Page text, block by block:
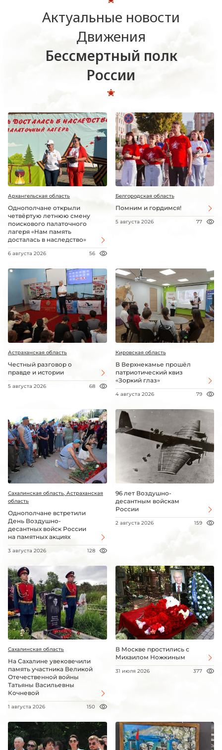
Актуальные новости
Движения
Бессмертный полк
России
Архангельская область
Однополчане открыли
четвёртую летнюю смену
поискового палаточного
лагеря «Нам память
досталась в наследство»
6 августа 2026 56
Белгородская область
Помним и гордимся!
5 августа 2026 77
Астраханская область
Честный разговор о
правде и истории
5 августа 2026 68
Кировская область
В Верхнекамье прошёл
патриотический квиз
«Зоркий глаз»
4 августа 2026 79
Сахалинская область, Астраханская
область
Однополчане встретили
День Воздушно-
десантных войск России
на памятных акциях
3 августа 2026 128
96 лет Воздушно-
десантным войскам
России
2 августа 2026 159
Сахалинская область
На Сахалине увековечили
память участника Великой
Отечественной войны
Татьяны Васильевны
Кочневой
1 августа 2026 150
В Москве простились с
Михаилом Ножкиным
31 июля 2026 377